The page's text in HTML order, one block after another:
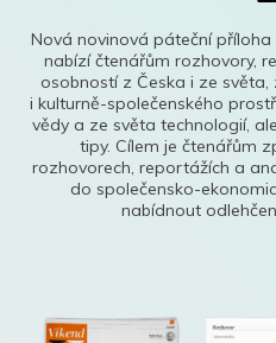
Nová novinová páteční
nabízí čtenářům rozhovory,
osobností z Česka i ze
i kulturně-společenského
vědy a ze světa technologií,
tipy. Cílem je čtenářům
rozhovorech, reportážích a
do společensko-
nabídnout